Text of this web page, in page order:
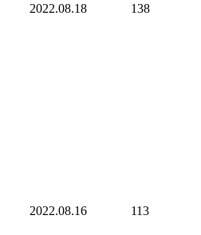
2022.08.18 138
2022.08.16 113